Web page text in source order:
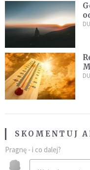
SKOMENTUJ
Pragnę - i co dalej?